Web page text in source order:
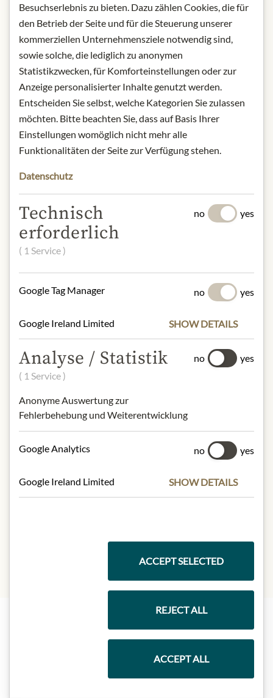
tradition, offering a unique taste and
intensely fruity aromas that remain
beloved today.
Origin: France
Storage: Keep cool, dry and protected
from light.
Contact: Rième Boissons; 21 Rue de
la Louhière, 25500 Morteau, France
Produktdesign von der Abbildung
abweichen kann.
Sparkling water, sugar, acidifier: citric
acid, natural orange flavouring with
stabilizers: (E444, E445), colourings:
100g contain on average
Calorific value (energy): 142kJ /
34kcal
Fat: 0g
- of which sugar:
Nejlepší z našeho sortimentu
Besuchserlebnis zu bieten. Dazu zählen Cookies, die für
den Betrieb der Seite und für die Steuerung unserer
kommerziellen Unternehmensziele notwendig sind,
sowie solche, die lediglich zu anonymen
Statistikzwecken, für Komforteinstellungen oder zur
Anzeige personalisierter Inhalte genutzt werden.
Entscheiden Sie selbst, welche Kategorien Sie zulassen
möchten. Bitte beachten Sie, dass auf Basis Ihrer
Einstellungen womöglich nicht mehr alle
Funktionalitäten der Seite zur Verfügung stehen.
Datenschutz
Technisch
erforderlich
( 1 Service )
no yes
Google Tag Manager no yes
Google Ireland Limited SHOW DETAILS
Analyse / Statistik
( 1 Service )
Anonyme Auswertung zur
Fehlerbehebung und Weiterentwicklung
no yes
Google Analytics no yes
Google Ireland Limited SHOW DETAILS
ACCEPT SELECTED
REJECT ALL
ACCEPT ALL